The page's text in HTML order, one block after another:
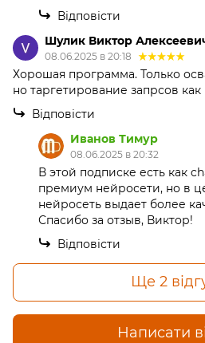
Відповісти
Шулик Виктор
08.06.2025 в 20:18
Хорошая программа. Только
но таргетирование запрсов
Відповісти
Иванов Тимур
08.06.2025 в 20:32
В этой подписке есть как
премиум нейросети, но в
нейросеть выдает более
Спасибо за отзыв, Виктор!
Відповісти
Ще 2
Написати